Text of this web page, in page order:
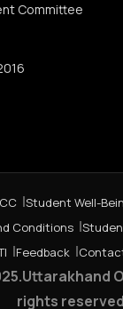
Committee
Student Well-
Conditions
Feedback
rights reserved